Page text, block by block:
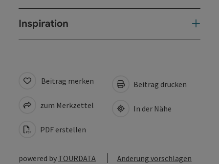
Inspiration
Beitrag merken
zum Merkzettel
PDF erstellen
Beitrag drucken
In der Nähe
powered by TOURDATA Änderung vorschlagen